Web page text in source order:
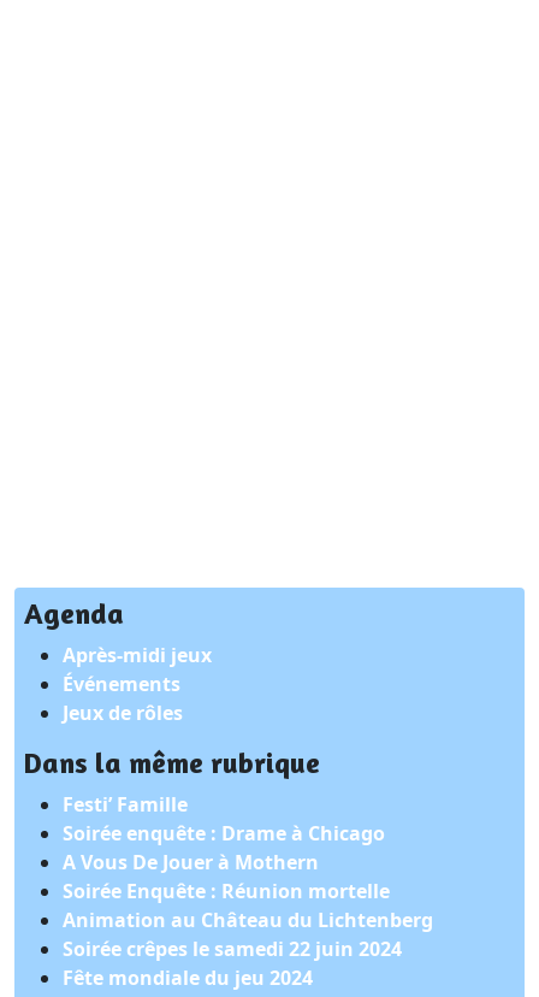
Agenda
Après-midi jeux
Événements
Jeux de rôles
Dans la même rubrique
Festi’ Famille
Soirée enquête : Drame à Chicago
A Vous De Jouer à Mothern
Soirée Enquête : Réunion mortelle
Animation au Château du Lichtenberg
Soirée crêpes le samedi 22 juin 2024
Fête mondiale du jeu 2024